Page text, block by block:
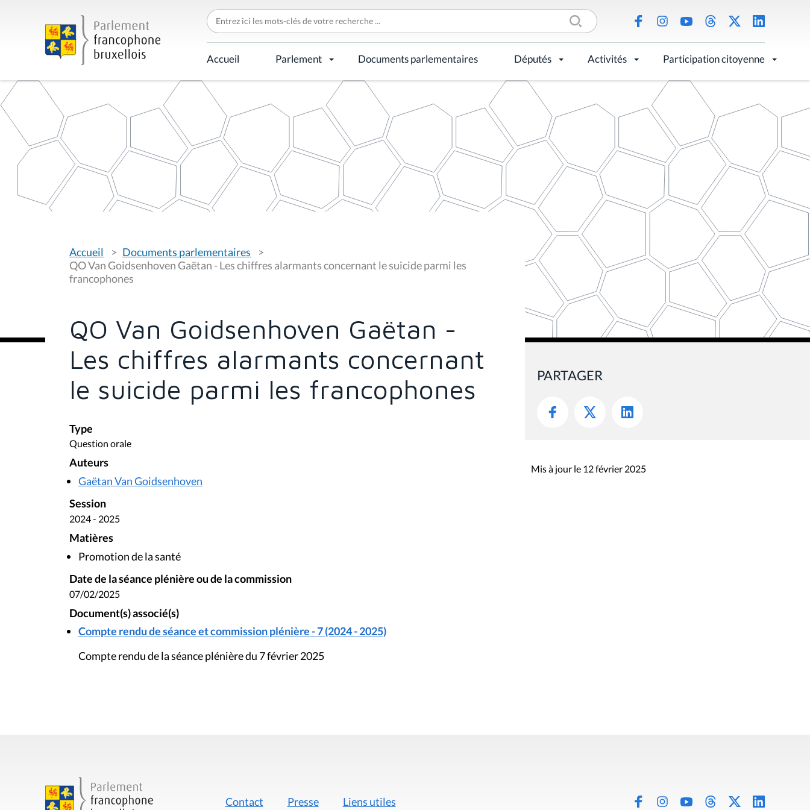
C
h
e
r
c
h
r
p
Accueil Parlement Documents parlementaires Députés Activités Participation citoyenne
o
u
s
ê
c
Accueil
Documents parlementaires
QO Van Goidsenhoven Gaëtan - Les chiffres alarmants concernant le suicide parmi les
francophones
QO Van Goidsenhoven Gaëtan -
Les chiffres alarmants concernant
le suicide parmi les francophones
Type
Question orale
Auteurs
Gaëtan Van Goidsenhoven
Session
2024 - 2025
Matières
Promotion de la santé
Date de la séance plénière ou de la commission
07/02/2025
Document(s) associé(s)
Compte rendu de séance et commission plénière - 7 (2024 - 2025)
Compte rendu de la séance plénière du 7 février 2025
PARTAGER
Mis à jour le 12 février 2025
Contact Presse Liens utiles